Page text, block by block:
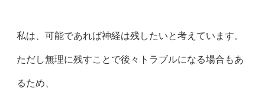
私は、可能であれば神経は残したいと考えています。
ただし無理に残すことで後々トラブルになる場合もあ
るため、